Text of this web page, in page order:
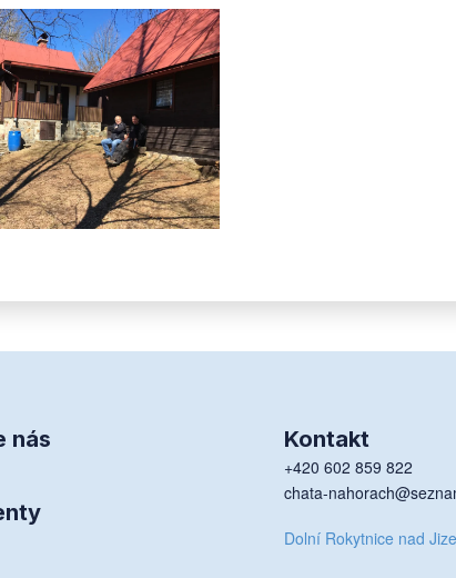
nás Kontakt
+420 602 859 822
chata-
Dolní Rokytnice nad